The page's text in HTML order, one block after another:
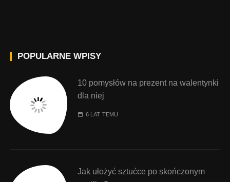
POPULARNE WPISY
10 pomysłów na prezent na walentynki
dla niej
6 LAT TEMU
Jak ułożyć sztućce po skończonym